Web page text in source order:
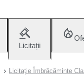
Licitații
Licitație Îmbrăcăminte